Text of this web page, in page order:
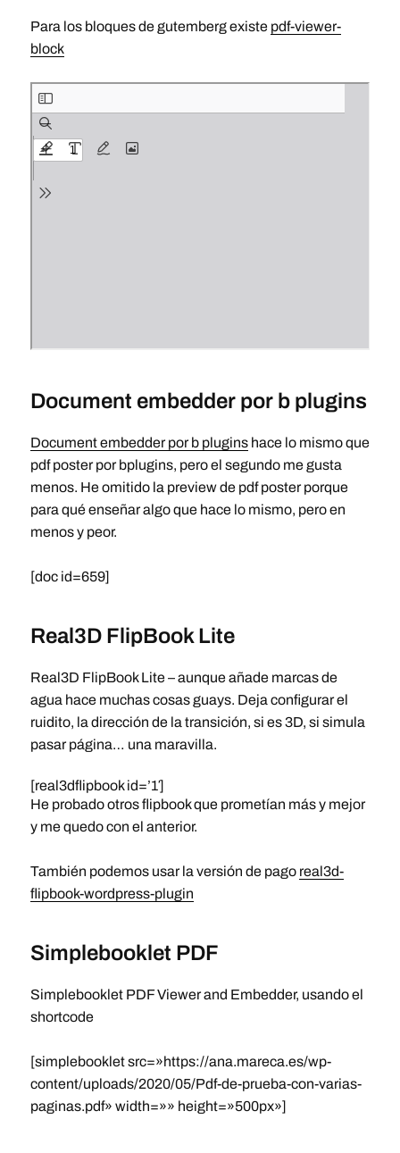
Para los bloques de gutemberg existe pdf-viewer-
block
Document embedder por b plugins
Document embedder por b pluginshace lo mismo que
pdf poster por bplugins, pero el segundo me gusta
menos. He omitido la preview de pdf poster porque
para qué enseñar algo que hace lo mismo, pero en
menos y peor.
[doc id=659]
Real3D FlipBook Lite
Real3D FlipBook Lite – aunque añade marcas de
agua hace muchas cosas guays. Deja configurar el
ruidito, la dirección de la transición, si es 3D, si simula
pasar página… una maravilla.
[real3dflipbook id=’1′]
He probado otros flipbook que prometían más y mejor
y me quedo con el anterior.
También podemos usar la versión de pago real3d-
flipbook-wordpress-plugin
Simplebooklet PDF
Simplebooklet PDF Viewer and Embedder, usando el
shortcode
[simplebooklet src=»https://ana.mareca.es/wp-
content/uploads/2020/05/Pdf-de-prueba-con-varias-
paginas.pdf» width=»» height=»500px»]